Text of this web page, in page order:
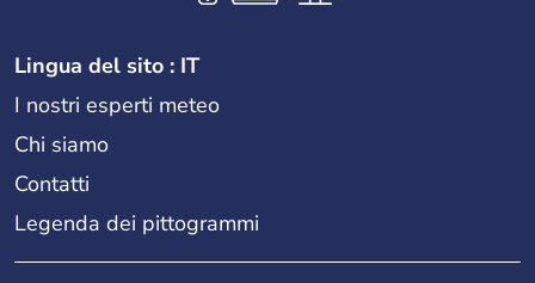
Lingua del sito : IT
I nostri esperti meteo
Chi siamo
Contatti
Legenda dei pittogrammi